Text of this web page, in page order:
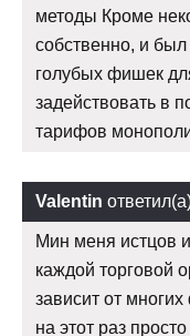
методы Кроме
собственно, и
голубых фишек
задействовать в
тарифов
Valentin
Мин меня истцов
каждой торговой
зависит от
на этот раз